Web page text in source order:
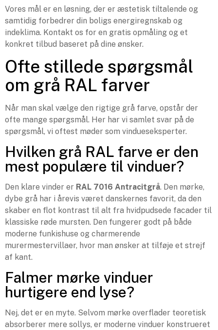
Vores mål er en løsning, der er æstetisk tiltalende og
samtidig forbedrer din boligs energiregnskab og
indeklima. Kontakt os for en gratis opmåling og et
konkret tilbud baseret på dine ønsker.
Ofte stillede spørgsmål
om grå RAL farver
Når man skal vælge den rigtige grå farve, opstår der
ofte mange spørgsmål. Her har vi samlet svar på de
spørgsmål, vi oftest møder som vindueseksperter.
Hvilken grå RAL farve er den
mest populære til vinduer?
Den klare vinder er RAL 7016 Antracitgrå. Den mørke,
dybe grå har i årevis været danskernes favorit, da den
skaber en flot kontrast til alt fra hvidpudsede facader til
klassiske røde mursten. Den fungerer godt på både
moderne funkishuse og charmerende
murermestervillaer, hvor man ønsker at tilføje et strejf
af kant.
Falmer mørke vinduer
hurtigere end lyse?
Nej, det er en myte. Selvom mørke overflader teoretisk
absorberer mere sollys, er moderne vinduer konstrueret